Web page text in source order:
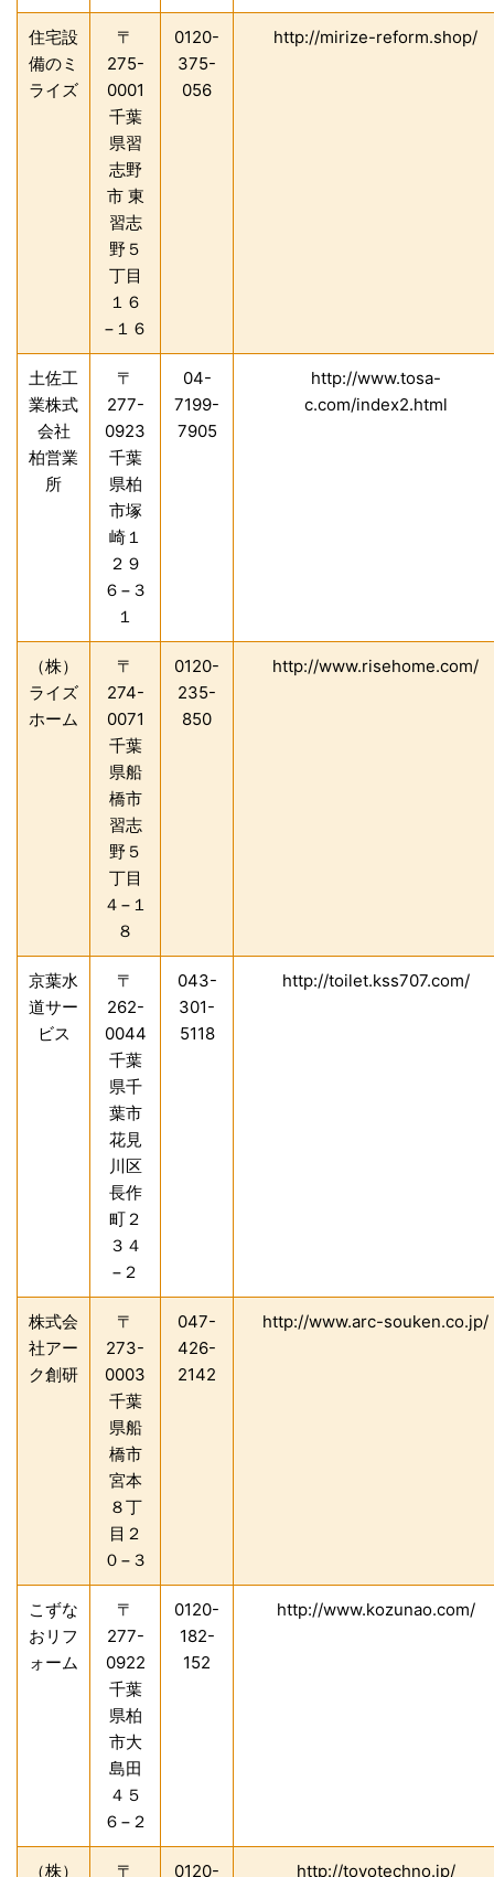
住宅設
備のミ
ライズ
〒
275-
0001
千葉
県習
志野
市 東
習志
野５
丁目
１６
−１６
0120-
375-
056
http://mirize-reform.shop/
土佐工
業株式
会社
柏営業
所
〒
277-
0923
千葉
県柏
市塚
崎１
２９
６−３
１
04-
7199-
7905
http://www.tosa-
c.com/index2.html
（株）
ライズ
ホーム
〒
274-
0071
千葉
県船
橋市
習志
野５
丁目
４−１
８
0120-
235-
850
http://www.risehome.com/
京葉水
道サー
ビス
〒
262-
0044
千葉
県千
葉市
花見
川区
長作
町２
３４
−２
043-
301-
5118
http://toilet.kss707.com/
株式会
社アー
ク創研
〒
273-
0003
千葉
県船
橋市
宮本
８丁
目２
０−３
047-
426-
2142
http://www.arc-souken.co.jp/
こずな
おリフ
ォーム
〒
277-
0922
千葉
県柏
市大
島田
４５
６−２
0120-
182-
152
http://www.kozunao.com/
（株） 〒 0120- http://toyotechno.jp/